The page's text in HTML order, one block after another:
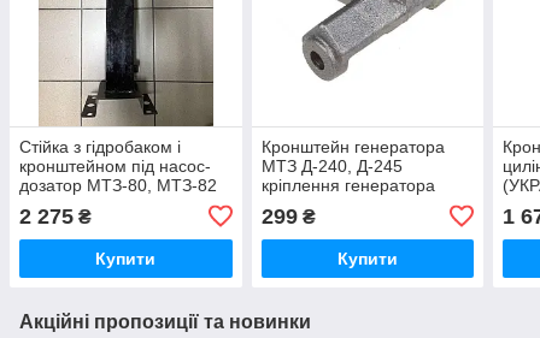
Стійка з гідробаком і
кронштейном під насос-
дозатор МТЗ-80, МТЗ-82
бак ГОРУ (Україна)
2 275 ₴
Купити
Кронштейн генератора
МТЗ Д-240, Д-245
кріплення генератора
двигуна (вир-во Україна)
240-3701056 /
2403701056
299₴
Купити
1
Акційні пропозиції та новинки